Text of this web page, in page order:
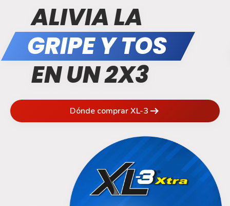
ALIVIA LA
GRIPE Y TOS
EN UN 2X3
Dónde comprar XL-3